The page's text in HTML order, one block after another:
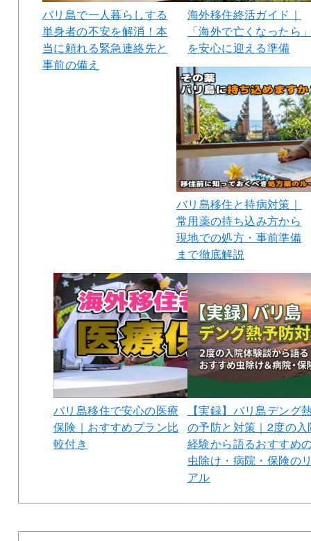
バリ島で一人暮らしする
単身者の不安を解消！本
当に頼れる緊急連絡先と
事前の備え
海外移住終活ガイド｜
「海外で亡くなったら
を安心に迎える準備
バリ島移住と持病対策｜
常用薬の持ち込み方から
現地での処方・事前準備
まで徹底解説
バリ島移住で安心の医療
保険｜おすすめプラン比
較付き
【実録】バリ島デング
の予防と対策｜2度の入
経験から語るおすすめ
虫除け・病院・保険の
アル